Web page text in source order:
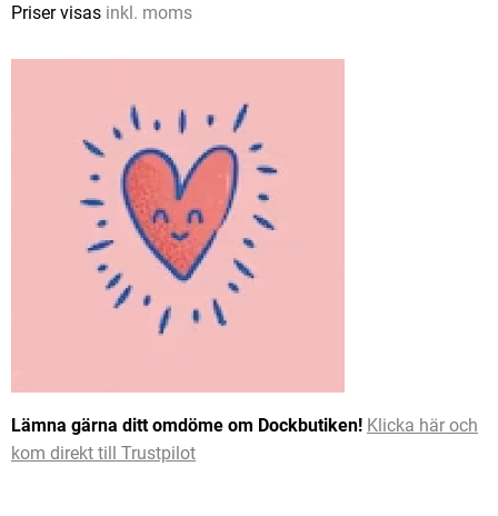
Priser visas inkl. moms
Lämna gärna ditt omdöme om Dockbutiken! Klicka här och
kom direkt till Trustpilot